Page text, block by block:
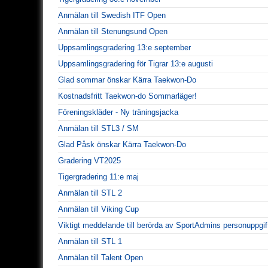
Anmälan till Swedish ITF Open
Anmälan till Stenungsund Open
Uppsamlingsgradering 13:e september
Uppsamlingsgradering för Tigrar 13:e augusti
Glad sommar önskar Kärra Taekwon-Do
Kostnadsfritt Taekwon-do Sommarläger!
Föreningskläder - Ny träningsjacka
Anmälan till STL3 / SM
Glad Påsk önskar Kärra Taekwon-Do
Gradering VT2025
Tigergradering 11:e maj
Anmälan till STL 2
Anmälan till Viking Cup
Viktigt meddelande till berörda av SportAdmins
Anmälan till STL 1
Anmälan till Talent Open